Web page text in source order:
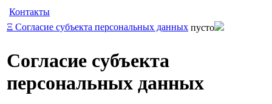
Контакты
Ξ Согласие субъекта персональных данных пусто
Согласие субъекта
персональных данных